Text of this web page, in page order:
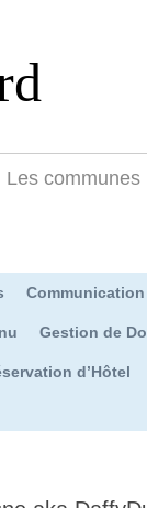
Les communes
Communication
Gestion de
d’Hôtel